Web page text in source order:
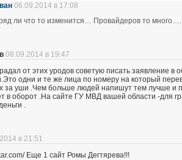
06.09.2014 в 17:08
ли что то изменится… Провайдеров то много….
08.09.2014 в 19:47
от этих уродов советую писать заявление
одни и те же лица по номеру на который
за уши .Чем больше людей напишут тем лучше и
в оборот .На сайте ГУ МВД вашей области -для
.
в 21:51
Еще 1 сайт Ромы Дегтярева!!!